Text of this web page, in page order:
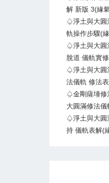
解 新版 3(緣
♤淨土與大圓
軌操作步驟(
♤淨土與大圓
脫道 儀軌實
♤淨土與大圓
法儀軌 修法
♤金剛薩埵修
大圓滿修法
♤淨土與大圓
持 儀軌表解(